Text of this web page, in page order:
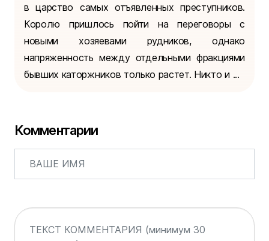
в царство самых отъявленных преступников.
Королю пришлось пойти на переговоры с
новыми хозяевами рудников, однако
напряженность между отдельными фракциями
бывших каторжников только растет. Никто и ...
Комментарии